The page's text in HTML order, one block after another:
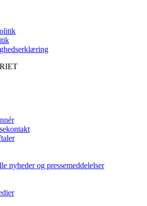
nyheder og pressemeddelelser